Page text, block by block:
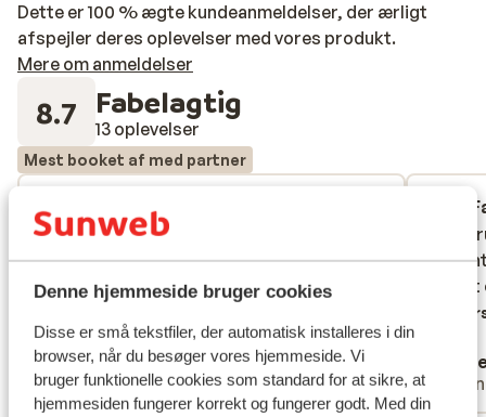
Denne hjemmeside bruger cookies
Disse er små tekstfiler, der automatisk installeres i din
browser, når du besøger vores hjemmeside. Vi
bruger funktionelle cookies som standard for at sikre, at
hjemmesiden fungerer korrekt og fungerer godt. Med din
Dette er 100 % ægte kundeanmeldelser, der ærligt
afspejler deres oplevelser med vores produkt.
Mere om anmeldelser
8.7 Fabelagtig
13 oplevelser
Mest booket af med partner
9.7 Fabelagtig
Goed en mooi hotel . Goede
parkeerplaatsen en heerlijk vers eten :
rosbief , grote garnalen , groente,
Goed en mooi hotel . Goede
parkeerplaatsen en heerlijk vers eten :
rosbief , grote garnalen , groente,
Oversæt til dansk (DA)
Anonym
Med partner